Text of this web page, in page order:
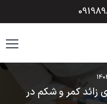
زائد کمر و شکم در